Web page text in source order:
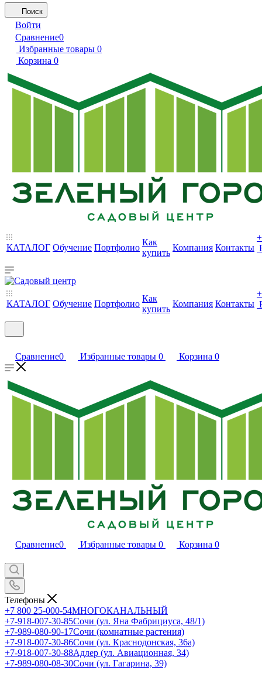
Поиск
Войти
Сравнение0
Избранные товары 0
Корзина 0
КАТАЛОГ Обучение Портфолио
Как
купить
Компания Контакты
+
КАТАЛОГ Обучение Портфолио
Как
купить
Компания Контакты
+
Сравнение0 Избранные товары 0 Корзина 0
Сравнение0 Избранные товары 0 Корзина 0
Телефоны
+7 800 25-000-54МНОГОКАНАЛЬНЫЙ
+7-918-007-30-85Сочи (ул. Яна Фабрициуса, 48/1)
+7-989-080-90-17Сочи (комнатные растения)
+7-918-007-30-86Сочи (ул. Краснодонская, 36а)
+7-918-007-30-88Адлер (ул. Авиационная, 34)
+7-989-080-08-30Сочи (ул. Гагарина, 39)